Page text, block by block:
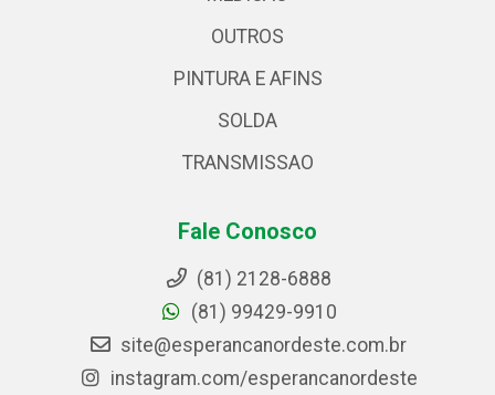
OUTROS
PINTURA E AFINS
SOLDA
TRANSMISSAO
Fale Conosco
(81) 2128-6888
(81) 99429-9910
site@esperancanordeste.com.br
instagram.com/esperancanordeste